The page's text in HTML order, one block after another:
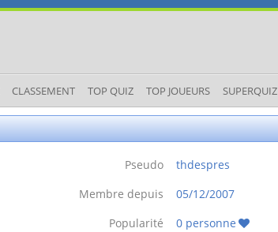
CLASSEMENT TOP QUIZ TOP JOUEURS SUPERQUIZ
Pseudo
thdespres
Membre depuis
05/12/2007
Popularité
0 personne